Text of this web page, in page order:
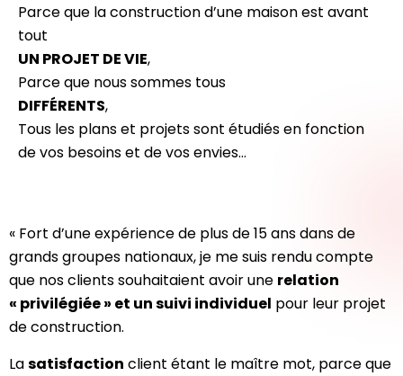
Parce que la construction d’une maison est avant
tout
UN PROJET DE VIE,
Parce que nous sommes tous
DIFFÉRENTS,
Tous les plans et projets sont étudiés en fonction
de vos besoins et de vos envies…
« Fort d’une expérience de plus de 15 ans dans de
grands groupes nationaux, je me suis rendu compte
que nos clients souhaitaient avoir une relation
« privilégiée » et un suivi individuel pour leur projet
de construction.
Lasatisfaction client étant le maître mot, parce que